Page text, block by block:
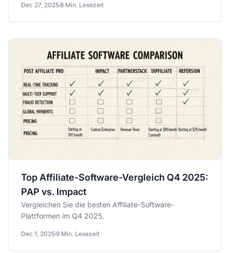
Dec 27, 20258 Min. Lesezeit
Top Affiliate-Software-Vergleich Q4 2025:
PAP vs. Impact
Vergleichen Sie die besten Affiliate-Software-
Plattformen im Q4 2025.
Dec 1, 20259 Min. Lesezeit